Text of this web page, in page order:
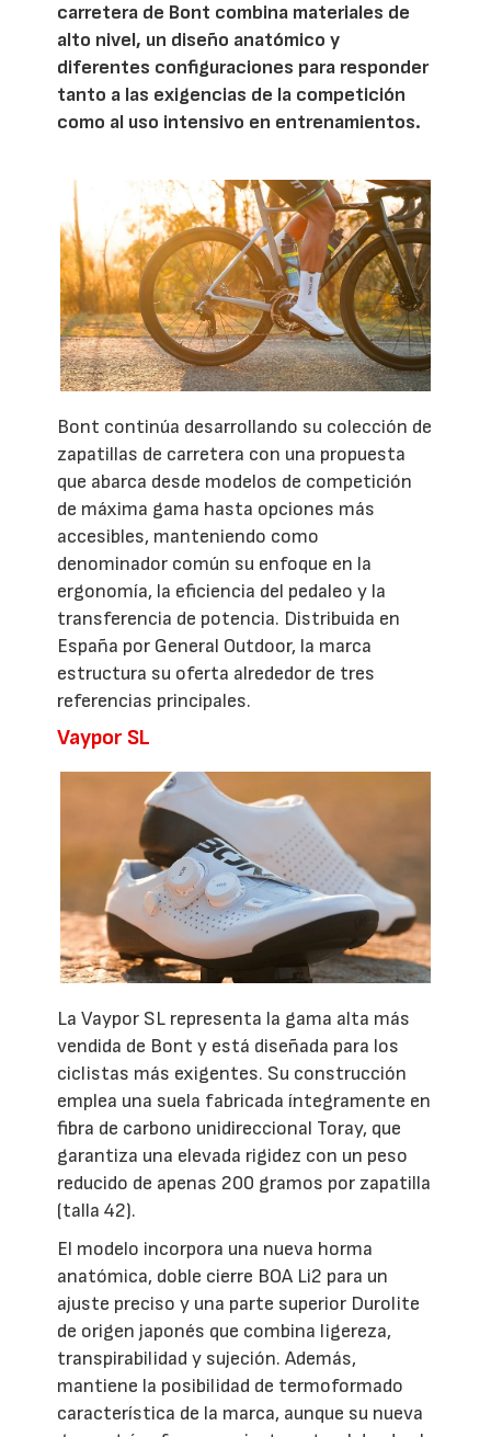
carretera de Bont combina materiales de
alto nivel, un diseño anatómico y
diferentes configuraciones para responder
tanto a las exigencias de la competición
como al uso intensivo en entrenamientos.
Bont continúa desarrollando su colección de
zapatillas de carretera con una propuesta
que abarca desde modelos de competición
de máxima gama hasta opciones más
accesibles, manteniendo como
denominador común su enfoque en la
ergonomía, la eficiencia del pedaleo y la
transferencia de potencia. Distribuida en
España por General Outdoor, la marca
estructura su oferta alrededor de tres
referencias principales.
Vaypor SL
La Vaypor SL representa la gama alta más
vendida de Bont y está diseñada para los
ciclistas más exigentes. Su construcción
emplea una suela fabricada íntegramente en
fibra de carbono unidireccional Toray, que
garantiza una elevada rigidez con un peso
reducido de apenas 200 gramos por zapatilla
(talla 42).
El modelo incorpora una nueva horma
anatómica, doble cierre BOA Li2 para un
ajuste preciso y una parte superior Durolite
de origen japonés que combina ligereza,
transpirabilidad y sujeción. Además,
mantiene la posibilidad de termoformado
característica de la marca, aunque su nueva